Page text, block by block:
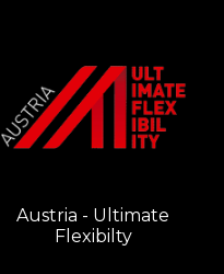
Austria - Ultimate
Flexibilty